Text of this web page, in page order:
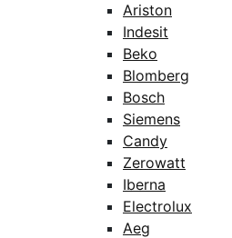
Ariston
Indesit
Beko
Blomberg
Bosch
Siemens
Candy
Zerowatt
Iberna
Electrolux
Aeg